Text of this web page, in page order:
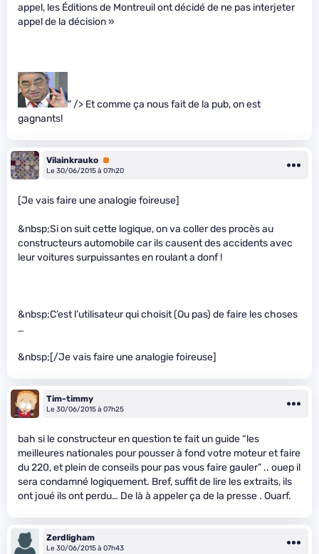
appel, les Éditions de Montreuil ont décidé de ne pas interjeter
appel de la décision »
" /> Et comme ça nous fait de la pub, on est
gagnants!
Vilainkrauko Premium
Le 30/06/2015 à 07h20
[Je vais faire une analogie foireuse]
&nbsp;Si on suit cette logique, on va coller des procès au
constructeurs automobile car ils causent des accidents avec
leur voitures surpuissantes en roulant a donf !
&nbsp;C’est l’utilisateur qui choisit (Ou pas) de faire les choses
…
&nbsp;[/Je vais faire une analogie foireuse]
Tim-timmy
Le 30/06/2015 à 07h25
bah si le constructeur en question te fait un guide “les
meilleures nationales pour pousser à fond votre moteur et faire
du 220, et plein de conseils pour pas vous faire gauler” .. ouep il
sera condamné logiquement. Bref, suffit de lire les extraits, ils
ont joué ils ont perdu… De là à appeler ça de la presse . Ouarf.
Zerdligham
Le 30/06/2015 à 07h43